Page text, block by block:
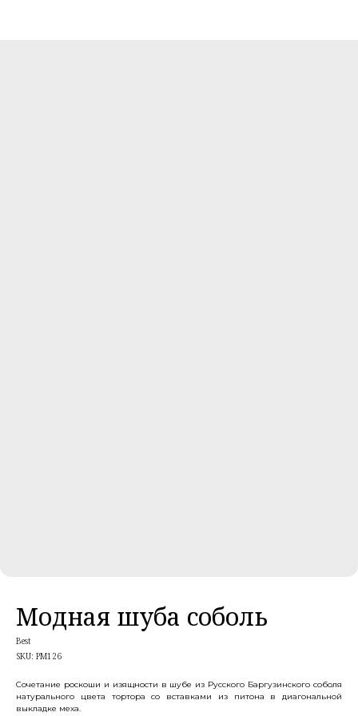
Модная шуба соболь
Best
SKU: PM126
Сочетание роскоши и изящности в шубе из Русского Баргузинского соболя
натурального цвета тортора со вставками из питона в диагональной
выкладке меха.